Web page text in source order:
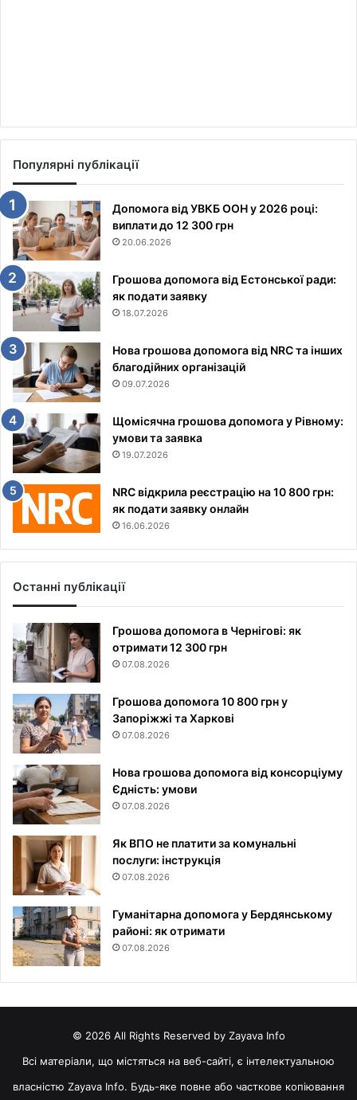
Популярні публікації
Допомога від УВКБ ООН у 2026 році:
виплати до 12 300 грн
20.06.2026
Грошова допомога від Естонської ради:
як подати заявку
18.07.2026
Нова грошова допомога від NRC та інших
благодійних організацій
09.07.2026
Щомісячна грошова допомога у Рівному:
умови та заявка
19.07.2026
NRC відкрила реєстрацію на 10 800 грн:
як подати заявку онлайн
16.06.2026
Останні публікації
Грошова допомога в Чернігові: як
отримати 12 300 грн
07.08.2026
Грошова допомога 10 800 грн у
Запоріжжі та Харкові
07.08.2026
Нова грошова допомога від консорціуму
Єдність: умови
07.08.2026
Як ВПО не платити за комунальні
послуги: інструкція
07.08.2026
Гуманітарна допомога у Бердянському
районі: як отримати
07.08.2026
© 2026 All Rights Reserved by Zayava Info
Всі матеріали, що містяться на веб-сайті, є інтелектуальною
власністю Zayava Info. Будь-яке повне або часткове копіювання